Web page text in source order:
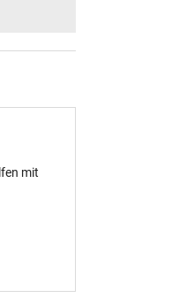
mit